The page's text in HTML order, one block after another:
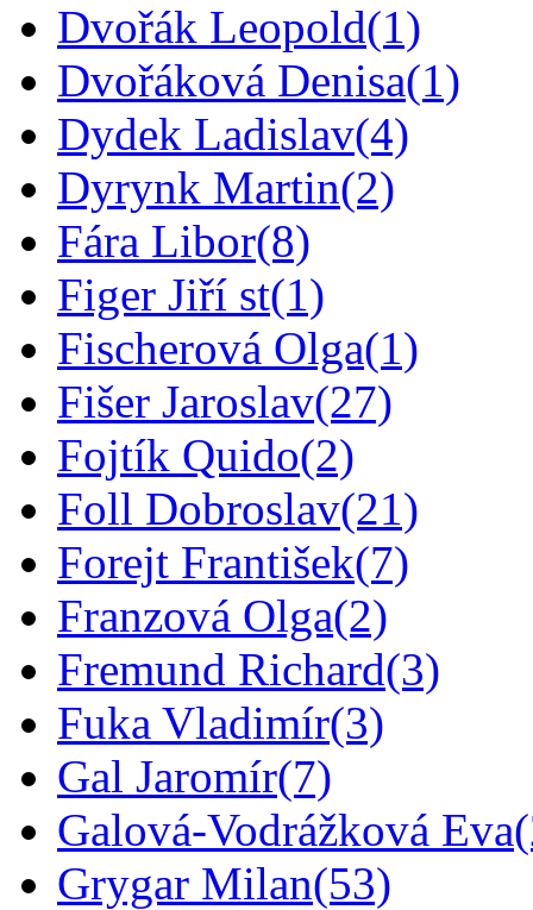
Dvořák Leopold(1)
Dvořáková Denisa(1)
Dydek Ladislav(4)
Dyrynk Martin(2)
Fára Libor(8)
Figer Jiří st(1)
Fischerová Olga(1)
Fišer Jaroslav(27)
Fojtík Quido(2)
Foll Dobroslav(21)
Forejt František(7)
Franzová Olga(2)
Fremund Richard(3)
Fuka Vladimír(3)
Gal Jaromír(7)
Galová-Vodrážková Eva
Grygar Milan(53)